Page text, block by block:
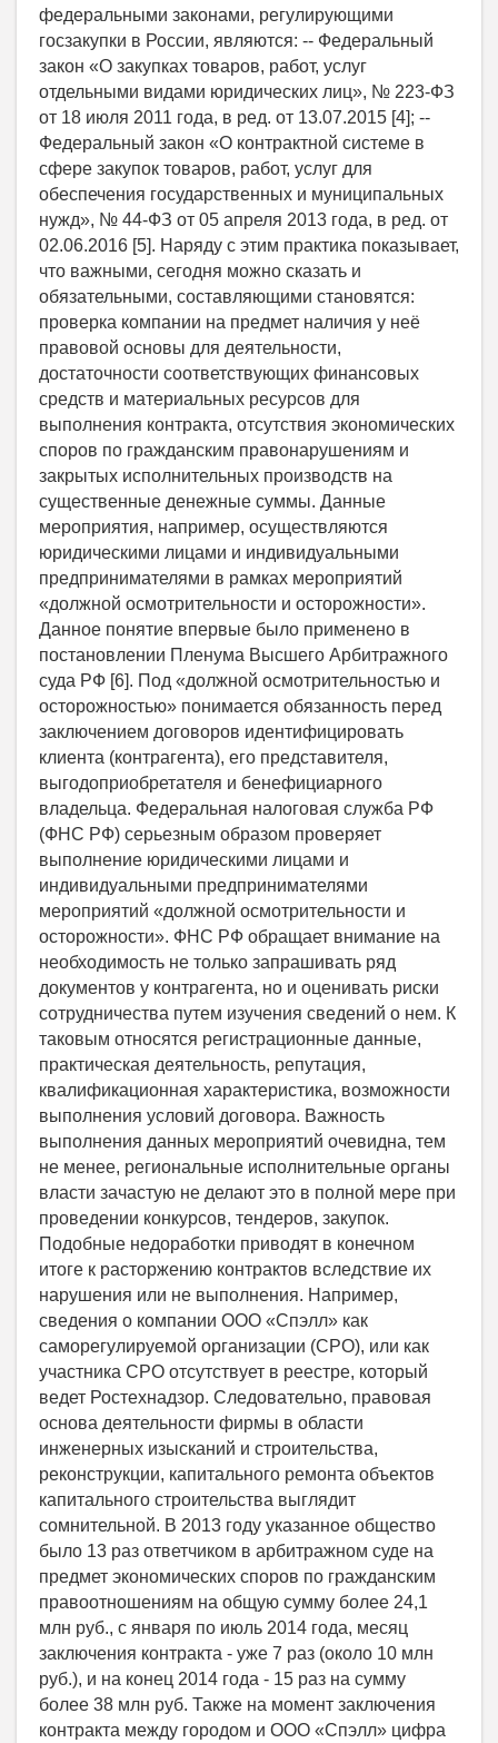
федеральными законами, регулирующими
госзакупки в России, являются: -- Федеральный
закон «О закупках товаров, работ, услуг
отдельными видами юридических лиц», № 223-ФЗ
от 18 июля 2011 года, в ред. от 13.07.2015 [4]; --
Федеральный закон «О контрактной системе в
сфере закупок товаров, работ, услуг для
обеспечения государственных и муниципальных
нужд», № 44-ФЗ от 05 апреля 2013 года, в ред. от
02.06.2016 [5]. Наряду с этим практика показывает,
что важными, сегодня можно сказать и
обязательными, составляющими становятся:
проверка компании на предмет наличия у неё
правовой основы для деятельности,
достаточности соответствующих финансовых
средств и материальных ресурсов для
выполнения контракта, отсутствия экономических
споров по гражданским правонарушениям и
закрытых исполнительных производств на
существенные денежные суммы. Данные
мероприятия, например, осуществляются
юридическими лицами и индивидуальными
предпринимателями в рамках мероприятий
«должной осмотрительности и осторожности».
Данное понятие впервые было применено в
постановлении Пленума Высшего Арбитражного
суда РФ [6]. Под «должной осмотрительностью и
осторожностью» понимается обязанность перед
заключением договоров идентифицировать
клиента (контрагента), его представителя,
выгодоприобретателя и бенефициарного
владельца. Федеральная налоговая служба РФ
(ФНС РФ) серьезным образом проверяет
выполнение юридическими лицами и
индивидуальными предпринимателями
мероприятий «должной осмотрительности и
осторожности». ФНС РФ обращает внимание на
необходимость не только запрашивать ряд
документов у контрагента, но и оценивать риски
сотрудничества путем изучения сведений о нем. К
таковым относятся регистрационные данные,
практическая деятельность, репутация,
квалификационная характеристика, возможности
выполнения условий договора. Важность
выполнения данных мероприятий очевидна, тем
не менее, региональные исполнительные органы
власти зачастую не делают это в полной мере при
проведении конкурсов, тендеров, закупок.
Подобные недоработки приводят в конечном
итоге к расторжению контрактов вследствие их
нарушения или не выполнения. Например,
сведения о компании ООО «Спэлл» как
саморегулируемой организации (СРО), или как
участника СРО отсутствует в реестре, который
ведет Ростехнадзор. Следовательно, правовая
основа деятельности фирмы в области
инженерных изысканий и строительства,
реконструкции, капитального ремонта объектов
капитального строительства выглядит
сомнительной. В 2013 году указанное общество
было 13 раз ответчиком в арбитражном суде на
предмет экономических споров по гражданским
правоотношениям на общую сумму более 24,1
млн руб., c января по июль 2014 года, месяц
заключения контракта - уже 7 раз (около 10 млн
руб.), и на конец 2014 года - 15 раз на сумму
более 38 млн руб. Также на момент заключения
контракта между городом и ООО «Спэлл» цифра